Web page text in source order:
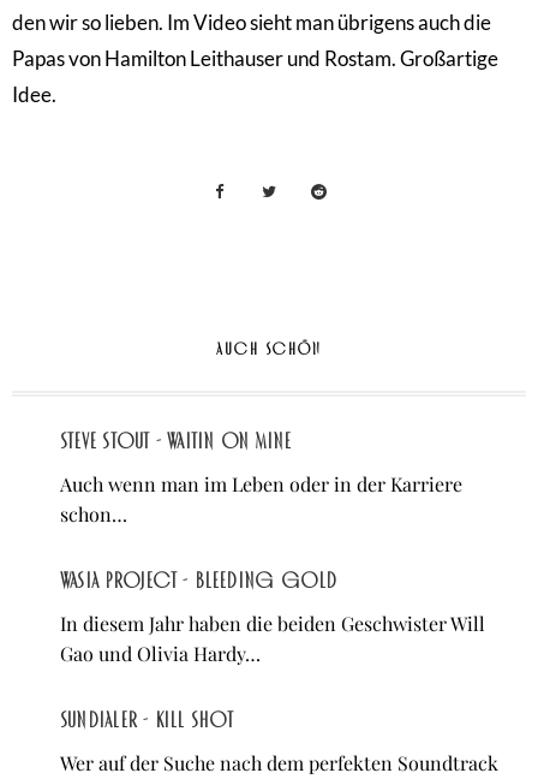
den wir so lieben. Im Video sieht man übrigens auch die
Papas von Hamilton Leithauser und Rostam. Großartige
Idee.
AUCH SCHÖN
Steve Stout - waitin on mine
Auch wenn man im Leben oder in der Karriere
schon…
Wasia Project - Bleeding Gold
In diesem Jahr haben die beiden Geschwister Will
Gao und Olivia Hardy…
Sundialer - Kill Shot
Wer auf der Suche nach dem perfekten Soundtrack